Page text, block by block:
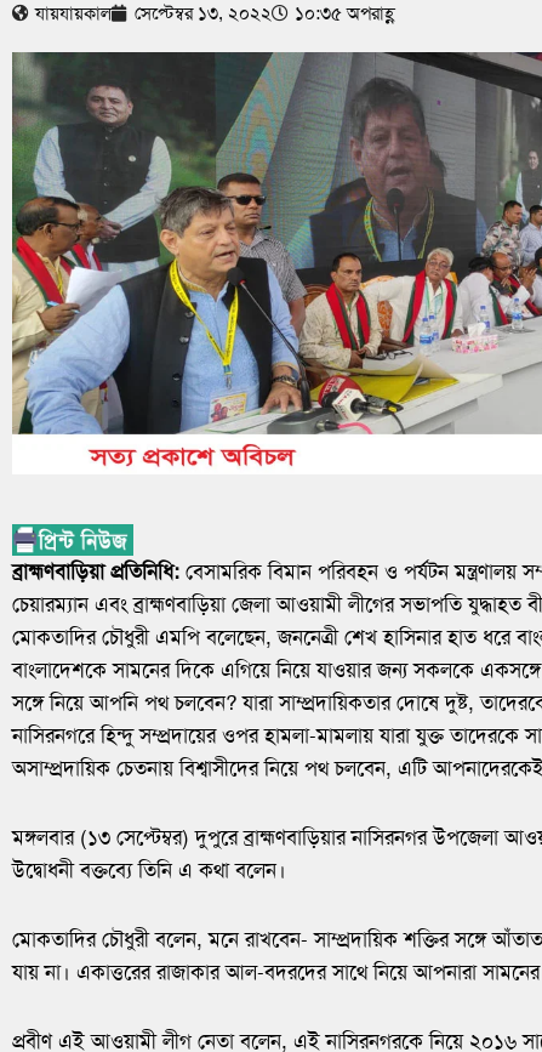
যায়যায়কাল সেপ্টেম্বর ১৩, ২০২২ ১০:৩৫ অপরাহ্ণ
ব্রাহ্মণবাড়িয়া প্রতিনিধি: বেসামরিক বিমান পরিবহন ও পর্যটন মন্ত্রণালয়
চেয়ারম্যান এবং ব্রাহ্মণবাড়িয়া জেলা আওয়ামী লীগের সভাপতি
মোকতাদির চৌধুরী এমপি বলেছেন, জননেত্রী শেখ হাসিনার হাত ধরে
বাংলাদেশকে সামনের দিকে এগিয়ে নিয়ে যাওয়ার জন্য সকলকে
সঙ্গে নিয়ে আপনি পথ চলবেন? যারা সাম্প্রদায়িকতার দোষে দুষ্ট,
নাসিরনগরে হিন্দু সম্প্রদায়ের ওপর হামলা-মামলায় যারা যুক্ত তাদেরকে
অসাম্প্রদায়িক চেতনায় বিশ্বাসীদের নিয়ে পথ চলবেন, এটি
মঙ্গলবার (১৩ সেপ্টেম্বর) দুপুরে ব্রাহ্মণবাড়িয়ার নাসিরনগর উপজেলা
উদ্বোধনী বক্তব্যে তিনি এ কথা বলেন।
মোকতাদির চৌধুরী বলেন, মনে রাখবেন- সাম্প্রদায়িক শক্তির সঙ্গে
যায় না। একাত্তরের রাজাকার আল-বদরদের সাথে নিয়ে আপনারা
প্রবীণ এই আওয়ামী লীগ নেতা বলেন, এই নাসিরনগরকে নিয়ে ২০১৬